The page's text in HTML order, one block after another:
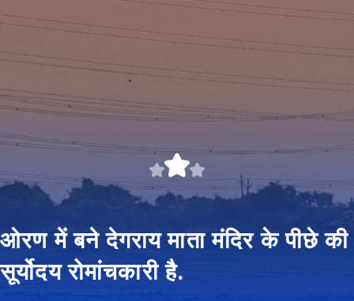
ओरण में बने देगराय माता मंदिर के पीछे की
सूर्योदय रोमांचकारी है.